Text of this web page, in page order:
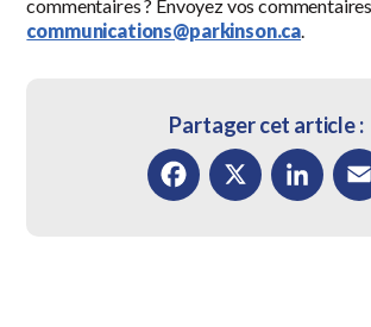
commentaires ? Envoyez vos
communications@parkinson.ca
Partager cet article :